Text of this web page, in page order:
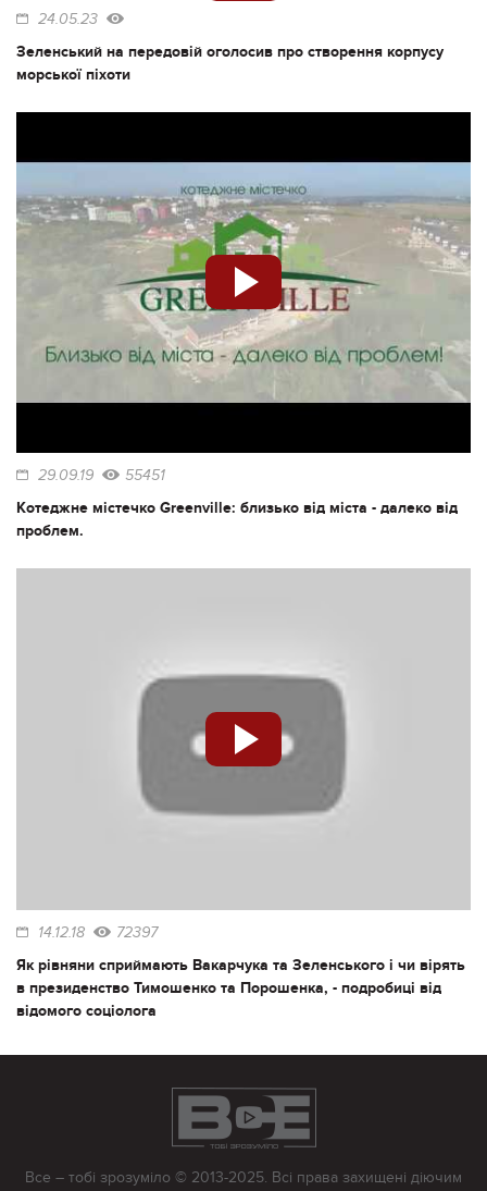
24.05.23
Зеленський на передовій оголосив про створення корпусу
морської піхоти
29.09.19 55451
Котеджне містечко Greenville: близько від міста - далеко від
проблем.
14.12.18 72397
Як рівняни сприймають Вакарчука та Зеленського і чи вірять
в президенство Тимошенко та Порошенка, - подробиці від
відомого соціолога
Все – тобі зрозуміло © 2013-2025. Всі права захищені діючим